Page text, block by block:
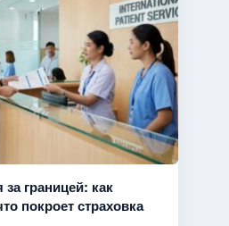
границей: как
покроет страховка